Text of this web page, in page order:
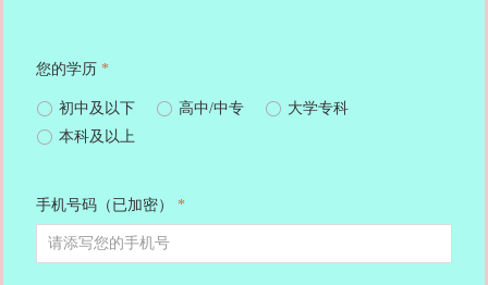
您的学历 *
ꀐ 初中及以下 ꀐ 高中/中专 ꀐ 大学专科
ꀐ 本科及以上
手机号码（已加密） *